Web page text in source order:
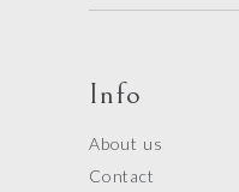
Info
About us
Contact